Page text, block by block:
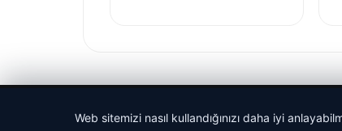
Web sitemizi nasıl kullandığınızı daha iyi